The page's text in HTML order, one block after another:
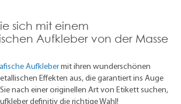
sich mit einem
Aufkleber von der Masse
Aufklebermit ihren wunderschönen
Effekten aus, die garantiert ins Auge
nach einer originellen Art von Etikett suchen,
definitiv die richtige Wahl!